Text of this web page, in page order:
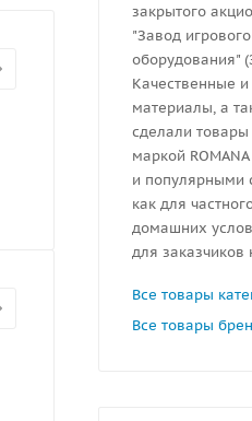
закрытого
"Завод
оборудования"
Качественные
материалы, а
сделали товары
маркой
и популярными
как для
домашних
для
Все товары
Все товары